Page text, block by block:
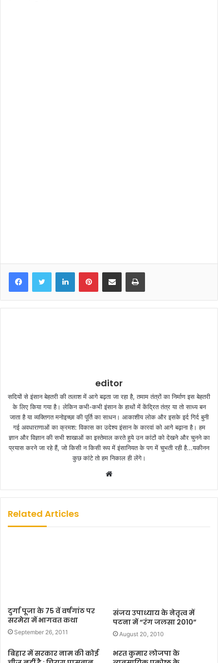
editor
सदियों से इंसान बेहतरी की तलाश में आगे बढ़ता जा रहा है, तमाम तंत्रों का निर्माण इस बेहतरी
के लिए किया गया है। लेकिन कभी-कभी इंसान के हाथों में केंद्रित तंत्र या तो साध्य बन
जाता है या व्यक्तिगत मनोइच्छा की पूर्ति का साधन। आकाशीय लोक और इसके इर्द गिर्द बुनी
गई अवधाराणाओं का क्रमश: विकास का उदेश्य इंसान के कारवां को आगे बढ़ाना है। हम
ज्ञान और विज्ञान की सभी शाखाओं का इस्तेमाल करते हुये उन कांटों को देखने और चुनने का
प्रयास करने जा रहे हैं, जो किसी न किसी रूप में इंसानियत के पग में चुभती रही है...यकीनन
कुछ कांटे तो हम निकाल ही लेंगे।
b
Related Articles
दुर्गा पूजा के 75 वें वर्षगांठ पर
सरमेरा में भागवत कथा
September 26, 2011
संजय उपाध्याय के नेतृत्व में
पटना में “रंग जलसा 2010”
August 20, 2010
बिहार में सरकार नाम की कोई
भरत कुमार लोजपा के